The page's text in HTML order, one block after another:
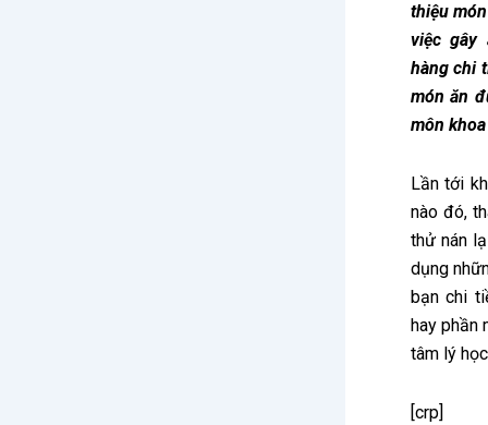
thiệu
việc gây
hàng chi
món ăn
môn
Lần tới
nào đó,
thử nán
dụng
bạn chi
hay phần
tâm lý
[crp]